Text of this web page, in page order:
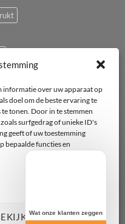
informatie over uw apparaat op
doel om de beste ervaring te
tonen. Door in te stemmen
surfgedrag of unieke ID's
geeft of uw toestemming
bepaalde functies en
VOORKEUREN
Wat onze klanten zeggen